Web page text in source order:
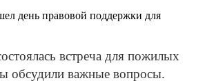
встреча для пожилых
обсудили важные вопросы.